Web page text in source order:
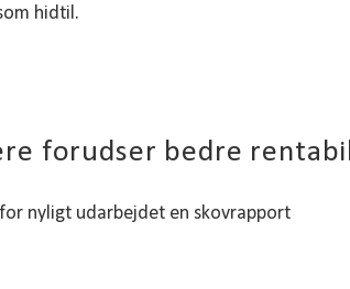
hidtil.
forudser bedre
nyligt udarbejdet en skovrapport